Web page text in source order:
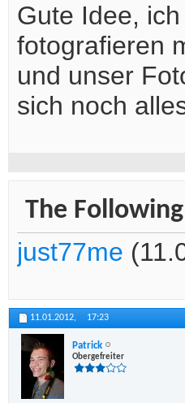
Gute Idee,
fotografieren
und unser
sich noch
The
just77me
11.01.2012, 17:23
Patrick
Obergefreiter